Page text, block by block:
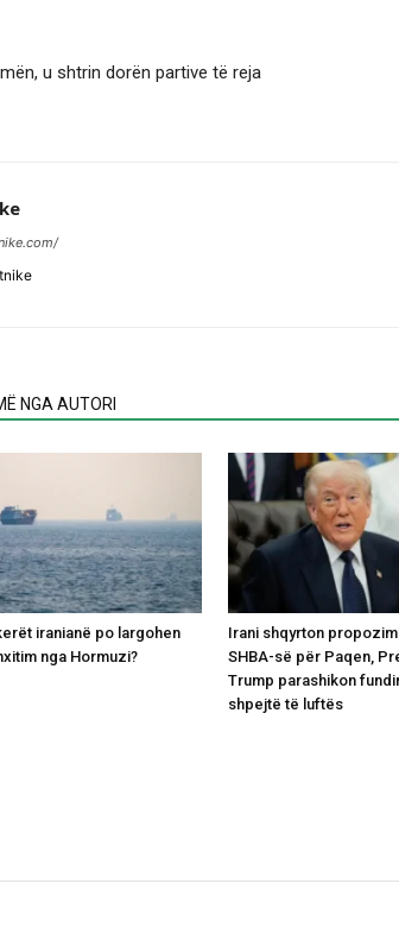
u shtrin dorën partive të reja
NGA AUTORI
iranianë po largohen
nga Hormuzi?
Irani shqyrton
SHBA-së për Paqen,
Trump parashikon
shpejtë të luftës